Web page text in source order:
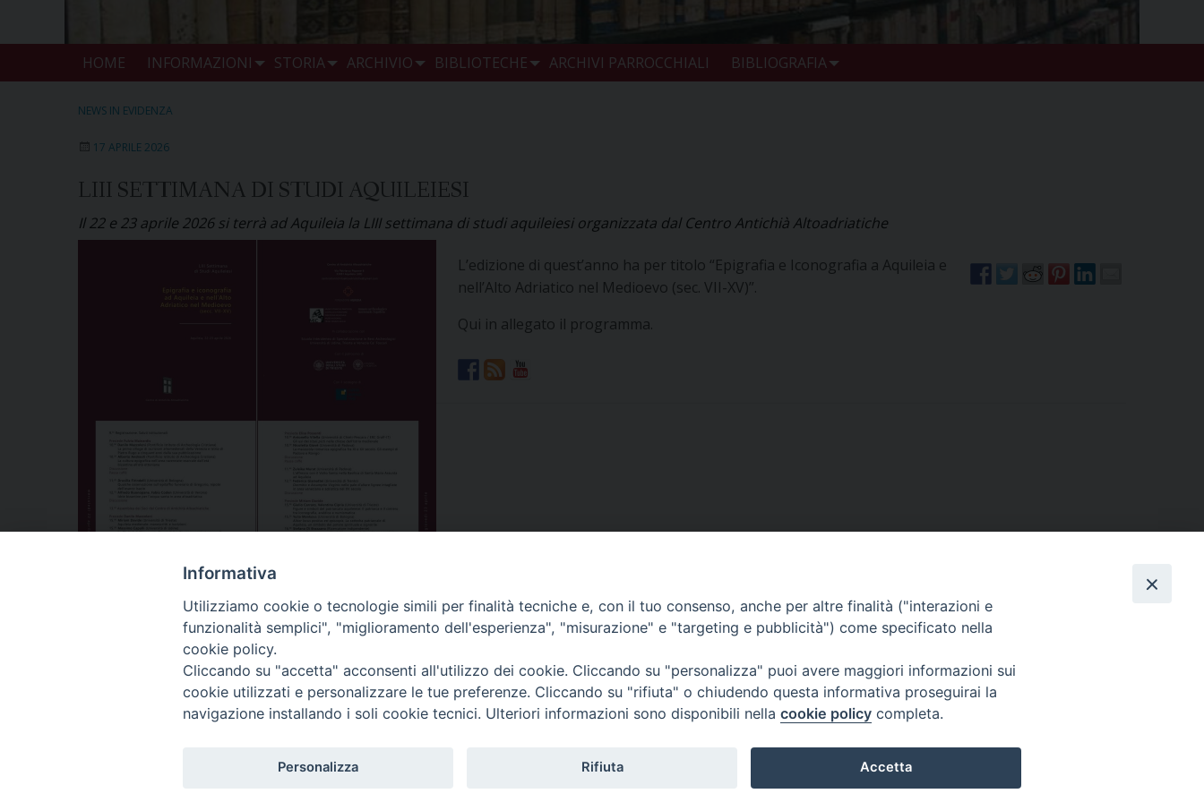
HOME INFORMAZIONI STORIA ARCHIVIO BIBLIOTECHE ARCHIVI PARROCCHIALI BIBLIOGRAFIA
NEWS IN EVIDENZA
17 APRILE 2026
LIII SETTIMANA DI STUDI AQUILEIESI
Il 22 e 23 aprile 2026 si terrà ad Aquileia la LIII settimana di studi aquileiesi organizzata dal Centro Antichià Altoadriatiche
L’edizione di quest’anno ha per titolo “Epigrafia e Iconografia a Aquileia e
nell’Alto Adriatico nel Medioevo (sec. VII-XV)”.
Qui in allegato il programma.
Inaugurazione dell’esposizione del Crocifisso medievale ritrovato nel
cimitero di Cividale
Presentazione del libro “Il processo di Giovanni Pietro Franceschinis:
Piazza Patriarcato, 1 - 33100 Udine (UD) Tel. 0432.414.511 - Fax 0432.511.838 C.F. 01541850309
Informativa
Utilizziamo cookie o tecnologie simili per finalità tecniche e, con il tuo consenso, anche per altre finalità ("interazioni e
funzionalità semplici", "miglioramento dell'esperienza", "misurazione" e "targeting e pubblicità") come specificato nella
cookie policy.
Cliccando su "accetta" acconsenti all'utilizzo dei cookie. Cliccando su "personalizza" puoi avere maggiori informazioni sui
cookie utilizzati e personalizzare le tue preferenze. Cliccando su "rifiuta" o chiudendo questa informativa proseguirai la
navigazione installando i soli cookie tecnici. Ulteriori informazioni sono disponibili nella cookie policy completa.
Personalizza Rifiuta Accetta